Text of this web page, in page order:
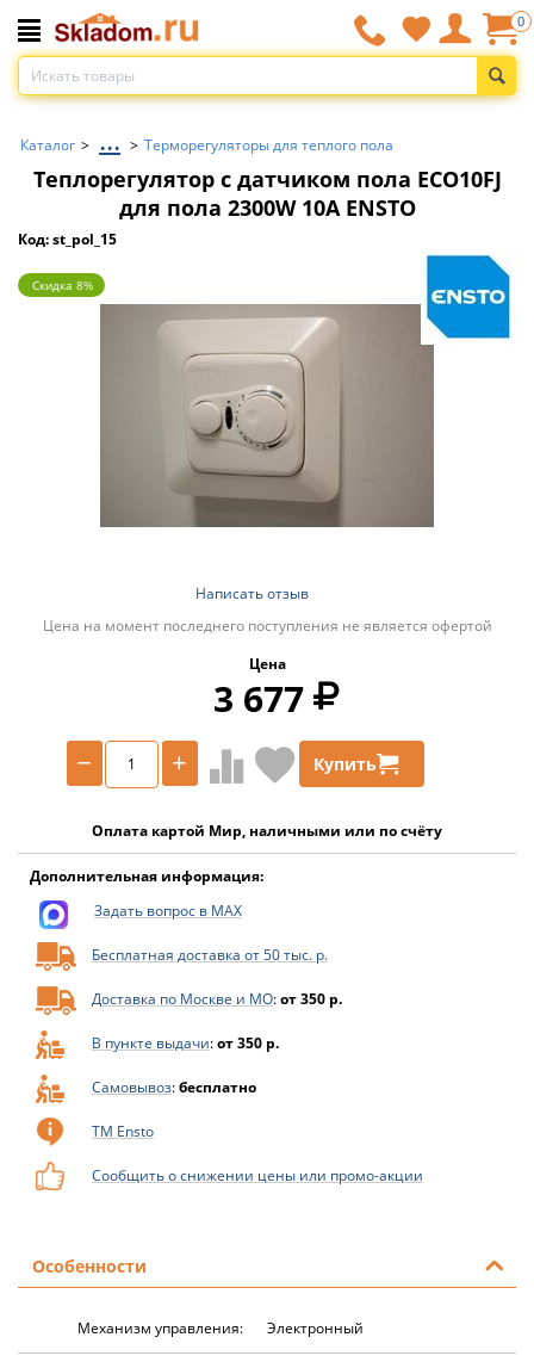
0
Каталог > ... > Терморегуляторы для теплого пола
Теплорегулятор с датчиком пола ECO10FJ
для пола 2300W 10А ENSTO
Код: st_pol_15
Скидка 8%
Написать отзыв
Цена на момент последнего поступления не является офертой
Цена
3 677
+
− Купить
Оплата картой Мир, наличными или по счёту
Дополнительная информация:
Задать вопрос в MAX
Бесплатная доставка от 50 тыс. р.
Доставка по Москве и МО:от 350 р.
В пункте выдачи:от 350 р.
Самовывоз:бесплатно
ТМ Ensto
Сообщить о снижении цены или промо-акции
Особенности
Механизм управления: Электронный